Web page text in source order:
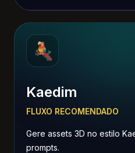
Kaedim
FLUXO RECOMENDADO
Gere assets 3D no estilo
prompts.